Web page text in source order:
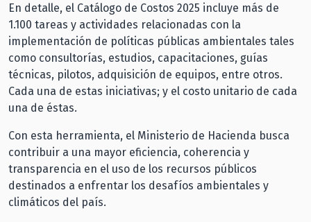
En detalle, el Catálogo de Costos 2025 incluye más de
1.100 tareas y actividades relacionadas con la
implementación de políticas públicas ambientales tales
como consultorías, estudios, capacitaciones, guías
técnicas, pilotos, adquisición de equipos, entre otros.
Cada una de estas iniciativas; y el costo unitario de cada
una de éstas.
Con esta herramienta, el Ministerio de Hacienda busca
contribuir a una mayor eficiencia, coherencia y
transparencia en el uso de los recursos públicos
destinados a enfrentar los desafíos ambientales y
climáticos del país.